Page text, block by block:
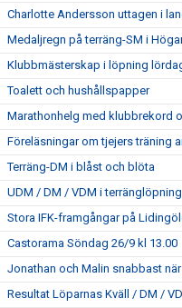
Charlotte Andersson uttagen i
Medaljregn på terräng-SM i
Klubbmästerskap i löpning
Toalett och hushållspapper
Marathonhelg med klubbrekord
Föreläsningar om tjejers träning
Terräng-DM i blåst och blöta
UDM / DM / VDM i terränglöpning
Stora IFK-framgångar på
Castorama Söndag 26/9 kl 13.00
Jonathan och Malin snabbast
Resultat Löparnas Kväll / DM /